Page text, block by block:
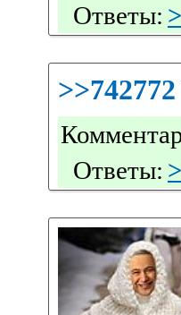
Ответы:
>>742772
Ответы: